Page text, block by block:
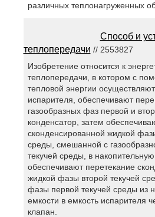
различных теплонагруженных
Способ и
теплопередачи // 2553827
Изобретение относится к
теплопередачи, в котором с
тепловой энергии
испарителя, обеспечивают
газообразных фаз первой и
конденсатор, затем
сконденсированной жидкой
среды, смешанной с
текучей среды, в
обеспечивают перетекание
жидкой фазы второй текучей
фазы первой текучей среды из
емкости в емкость испарителя
клапан.